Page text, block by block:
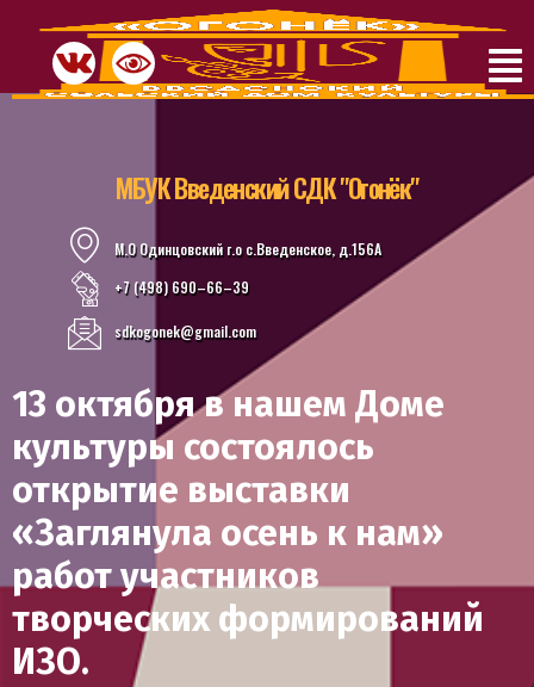
МБУК Введенский СДК "Огонёк"
М.О Одинцовский г.о с.Введенское, д.156А
+7 (498) 690–66–39
sdkogonek@gmail.com
13 октября в нашем Доме
культуры состоялось
открытие выставки
«Заглянула осень к нам»
работ участников
творческих формирований
ИЗО.